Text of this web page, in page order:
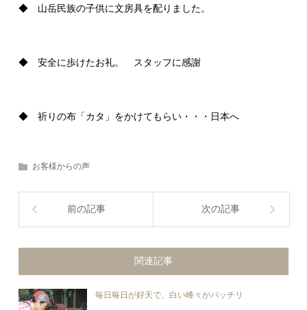
◆ 山岳民族の子供に文房具を配りました。
◆ 安全に歩けたお礼。 スタッフに感謝
◆ 祈りの布「カタ」をかけてもらい・・・日本へ
お客様からの声
前の記事 次の記事
関連記事
毎日毎日が好天で、白い峰々がバッチリ